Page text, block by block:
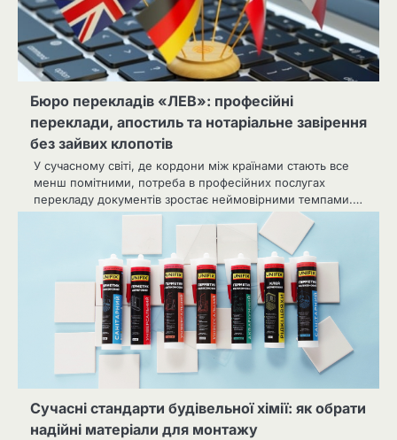
Бюро перекладів «ЛЕВ»: професійні
переклади, апостиль та нотаріальне завірення
без зайвих клопотів
У сучасному світі, де кордони між країнами стають все
менш помітними, потреба в професійних послугах
перекладу документів зростає неймовірними темпами.…
Сучасні стандарти будівельної хімії: як обрати
надійні матеріали для монтажу